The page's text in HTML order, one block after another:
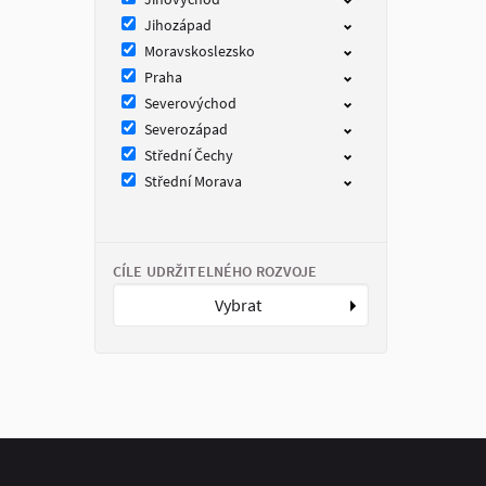
Jihozápad
Moravskoslezsko
Praha
Severovýchod
Severozápad
Střední Čechy
Střední Morava
CÍLE UDRŽITELNÉHO ROZVOJE
Vybrat